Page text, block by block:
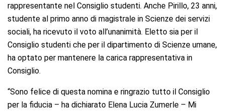
rappresentante nel Consiglio studenti. Anche Pirillo, 23 anni,
studente al primo anno di magistrale in Scienze dei servizi
sociali, ha ricevuto il voto all’unanimità. Eletto sia per il
Consiglio studenti che per il dipartimento di Scienze umane,
ha optato per mantenere la carica rappresentativa in
Consiglio.
“Sono felice di questa nomina e ringrazio tutto il Consiglio
per la fiducia – ha dichiarato Elena Lucia Zumerle – Mi